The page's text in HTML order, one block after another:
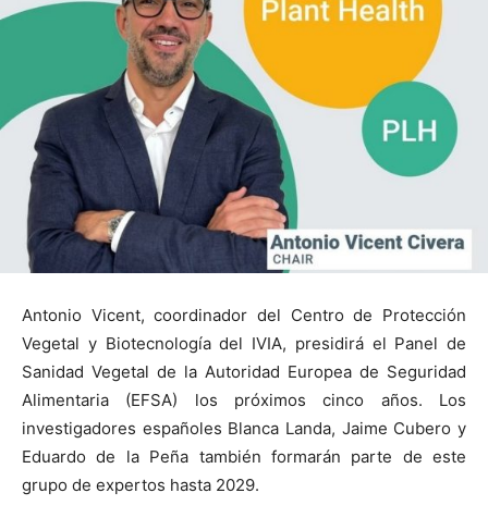
Antonio Vicent, coordinador del Centro de Protección
Vegetal y Biotecnología del IVIA, presidirá el Panel de
Sanidad Vegetal de la Autoridad Europea de Seguridad
Alimentaria (EFSA) los próximos cinco años. Los
investigadores españoles Blanca Landa, Jaime Cubero y
Eduardo de la Peña también formarán parte de este
grupo de expertos hasta 2029.